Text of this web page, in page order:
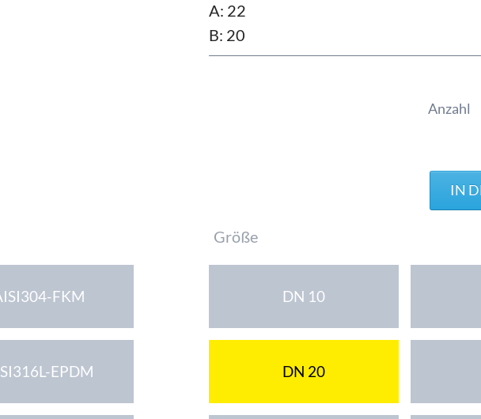
A: 22
B: 20
Anzahl
FKM
EPDM
Pflichtfeld
Größe
DN 10
DN 20